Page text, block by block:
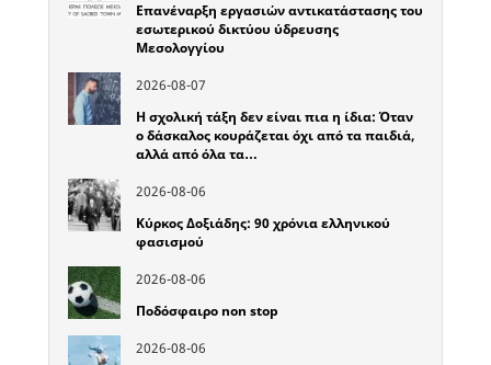
Επανέναρξη εργασιών αντικατάστασης του
εσωτερικού δικτύου ύδρευσης
Μεσολογγίου
2026-08-07
Η σχολική τάξη δεν είναι πια η ίδια: Όταν
ο δάσκαλος κουράζεται όχι από τα παιδιά,
αλλά από όλα τα…
2026-08-06
Κύρκος Δοξιάδης: 90 χρόνια ελληνικού
φασισμού
2026-08-06
Ποδόσφαιρο non stop
2026-08-06